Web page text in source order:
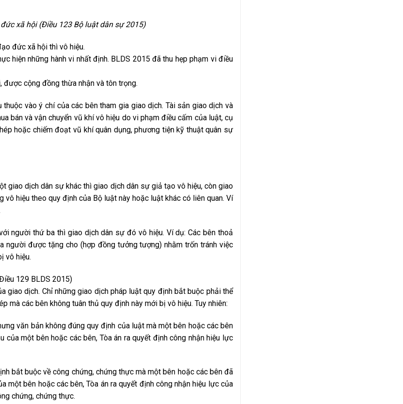
xã hội (Điều 123 Bộ luật dân sự 2015)
đức xã hội thì vô hiệu.
hiện những hành vi nhất định. BLDS 2015 đã thu hẹp phạm vi điều
cộng đồng thừa nhận và tôn trọng.
vào ý chí của các bên tham gia giao dịch. Tài sản giao dịch và
bán và vận chuyển vũ khí vô hiệu do vi phạm điều cấm của luật, cụ
hoặc chiếm đoạt vũ khí quân dụng, phương tiện kỹ thuật quân sự
giao dịch dân sự khác thì giao dịch dân sự giả tạo vô hiệu, còn giao
hiệu theo quy định của Bộ luật này hoặc luật khác có liên quan. Ví
người thứ ba thì giao dịch dân sự đó vô hiệu. Ví dụ: Các bên thoả
người được tặng cho (hợp đồng tưởng tượng) nhằm trốn tránh việc
vô hiệu.
129 BLDS 2015)
giao dịch. Chỉ những giao dịch pháp luật quy định bắt buộc phải thể
mà các bên không tuân thủ quy định này mới bị vô hiệu. Tuy nhiên:
văn bản không đúng quy định của luật mà một bên hoặc các bên
một bên hoặc các bên, Tòa án ra quyết định công nhận hiệu lực
bắt buộc về công chứng, chứng thực mà một bên hoặc các bên đã
bên hoặc các bên, Tòa án ra quyết định công nhận hiệu lực của
chứng, chứng thực.